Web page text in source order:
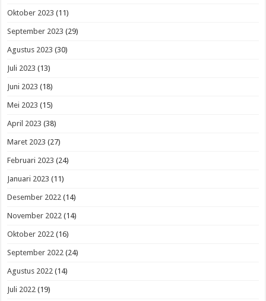
Oktober 2023 (11)
September 2023 (29)
Agustus 2023 (30)
Juli 2023 (13)
Juni 2023 (18)
Mei 2023 (15)
April 2023 (38)
Maret 2023 (27)
Februari 2023 (24)
Januari 2023 (11)
Desember 2022 (14)
November 2022 (14)
Oktober 2022 (16)
September 2022 (24)
Agustus 2022 (14)
Juli 2022 (19)